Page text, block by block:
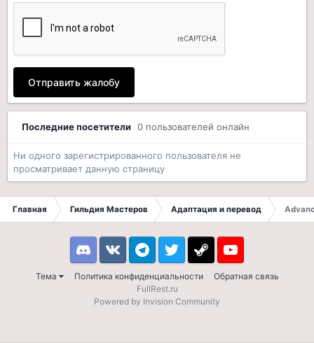
Отправить жалобу
Последние посетители 0 пользователей онлайн
Ни одного зарегистрированного пользователя не
просматривает данную страницу
Главная Гильдия Мастеров Адаптация и перевод
Тема Политика конфиденциальности Обратная связь
DiscordVK TelegramTwitter Steam Youtube
FullRest.ru
Powered by Invision Community